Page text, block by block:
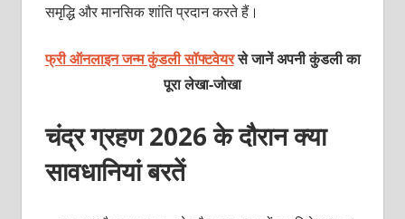
समृद्धि और मानसिक शांति प्रदान करते हैं।
फ्री ऑनलाइन जन्म कुंडली सॉफ्टवेयरसे जानें अपनी कुंडली का
पूरा लेखा-जोखा
चंद्र ग्रहण 2026 के दौरान क्या
सावधानियां बरतें